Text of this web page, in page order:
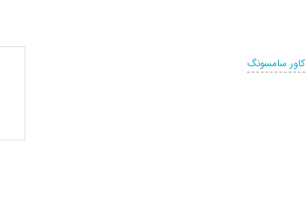
کاور سامسونگ